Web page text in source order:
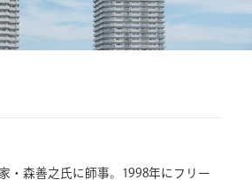
・森善之氏に師事。1998年にフリー